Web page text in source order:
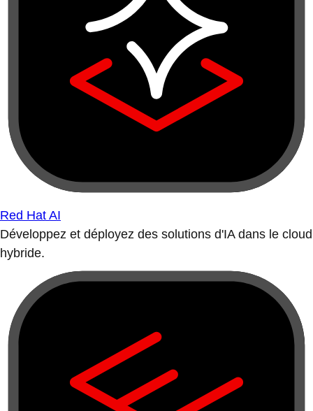
Red Hat AI
Développez et déployez des solutions d'IA dans le cloud
hybride.